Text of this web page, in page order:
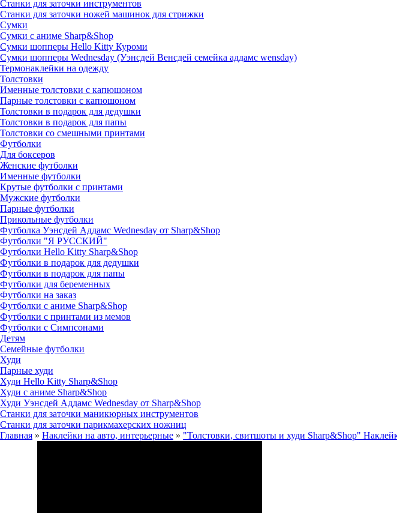
Станки для заточки инструментов
Станки для заточки ножей машинок для стрижки
Сумки
Сумки с аниме Sharp&Shop
Сумки шопперы Hello Kitty Куроми
Сумки шопперы Wednesday (Уэнсдей Венсдей семейка аддамс wensday)
Термонаклейки на одежду
Толстовки
Именные толстовки с капюшоном
Парные толстовки с капюшоном
Толстовки в подарок для дедушки
Толстовки в подарок для папы
Толстовки со смешными принтами
Футболки
Для боксеров
Женские футболки
Именные футболки
Крутые футболки с принтами
Мужские футболки
Парные футболки
Прикольные футболки
Футболка Уэнсдей Аддамс Wednesday от Sharp&Shop
Футболки "Я РУССКИЙ"
Футболки Hello Kitty Sharp&Shop
Футболки в подарок для дедушки
Футболки в подарок для папы
Футболки для беременных
Футболки на заказ
Футболки с аниме Sharp&Shop
Футболки с принтами из мемов
Футболки с Симпсонами
Детям
Семейные футболки
Худи
Парные худи
Худи Hello Kitty Sharp&Shop
Худи с аниме Sharp&Shop
Худи Уэнсдей Аддамс Wednesday от Sharp&Shop
Станки для заточки маникюрных инструментов
Станки для заточки парикмахерских ножниц
Главная » Наклейки на авто, интерьерные » "Толстовки, свитшоты и худи Sharp&Shop"